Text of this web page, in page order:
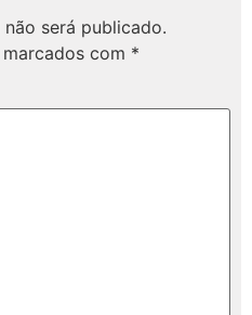
será publicado.
com *